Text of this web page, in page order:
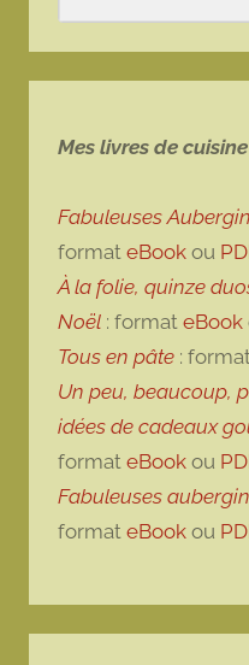
Mes livres de cuisine
Fabuleuses
format eBook ou
À la folie, quinze
Noël : format eBook
Tous en pâte :
Un peu, beaucoup,
idées de cadeaux
format eBook ou
Fabuleuses
format eBook ou